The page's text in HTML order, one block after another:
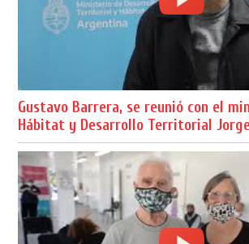
Gustavo Barrera, se reunió con el
Hábitat y Desarrollo Territorial